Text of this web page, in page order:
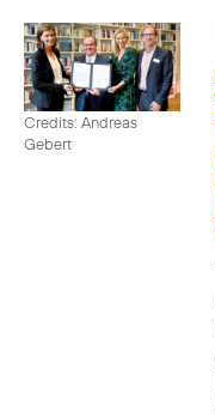
Credits: Andreas
Gebert